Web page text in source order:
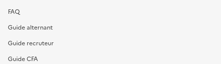
FAQ
Guide alternant
Guide recruteur
Guide CFA